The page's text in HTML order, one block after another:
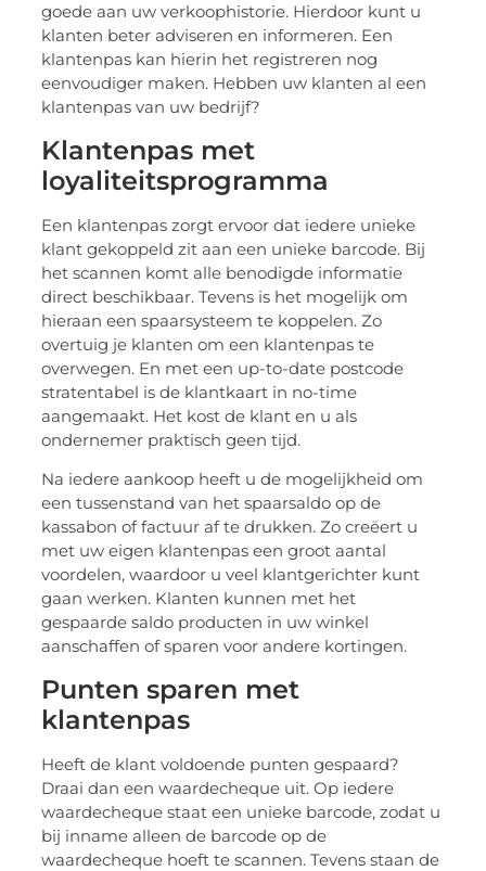
goede aan uw verkoophistorie. Hierdoor kunt u
klanten beter adviseren en informeren. Een
klantenpas kan hierin het registreren nog
eenvoudiger maken. Hebben uw klanten al een
klantenpas van uw bedrijf?
Klantenpas met
loyaliteitsprogramma
Een klantenpas zorgt ervoor dat iedere unieke
klant gekoppeld zit aan een unieke barcode. Bij
het scannen komt alle benodigde informatie
direct beschikbaar. Tevens is het mogelijk om
hieraan een spaarsysteem te koppelen. Zo
overtuig je klanten om een klantenpas te
overwegen. En met een up-to-date postcode
stratentabel is de klantkaart in no-time
aangemaakt. Het kost de klant en u als
ondernemer praktisch geen tijd.
Na iedere aankoop heeft u de mogelijkheid om
een tussenstand van het spaarsaldo op de
kassabon of factuur af te drukken. Zo creëert u
met uw eigen klantenpas een groot aantal
voordelen, waardoor u veel klantgerichter kunt
gaan werken. Klanten kunnen met het
gespaarde saldo producten in uw winkel
aanschaffen of sparen voor andere kortingen.
Punten sparen met
klantenpas
Heeft de klant voldoende punten gespaard?
Draai dan een waardecheque uit. Op iedere
waardecheque staat een unieke barcode, zodat u
bij inname alleen de barcode op de
waardecheque hoeft te scannen. Tevens staan de